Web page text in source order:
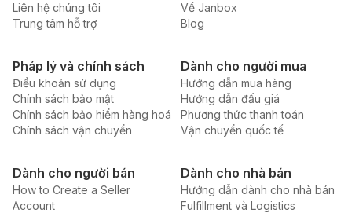
Liên hệ chúng tôi
Trung tâm hỗ trợ
Về Janbox
Blog
Pháp lý và chính sách
Điều khoản sử dụng
Chính sách bảo mật
Chính sách bảo hiểm hàng hoá
Chính sách vận chuyển
Dành cho người mua
Hướng dẫn mua hàng
Hướng dẫn đấu giá
Phương thức thanh toán
Vận chuyển quốc tế
Dành cho người bán
How to Create a Seller
Account
Dành cho nhà bán
Hướng dẫn dành cho nhà bán
Fulfillment và Logistics